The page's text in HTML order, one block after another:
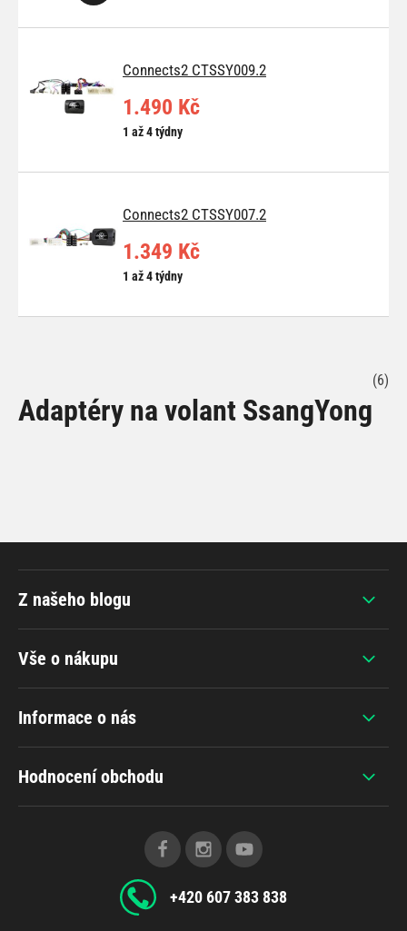
Connects2 CTSSY009.2
1.490 Kč
1 až 4 týdny
Connects2 CTSSY007.2
1.349 Kč
1 až 4 týdny
Adaptéry na volant SsangYong
(6)
Vše o nákupu
Informace o nás
Hodnocení obchodu
+420 607 383 838
Z našeho blogu